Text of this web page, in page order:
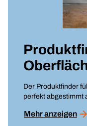
Der Produktfinder
perfekt abgestimmt
Mehr anzeigen